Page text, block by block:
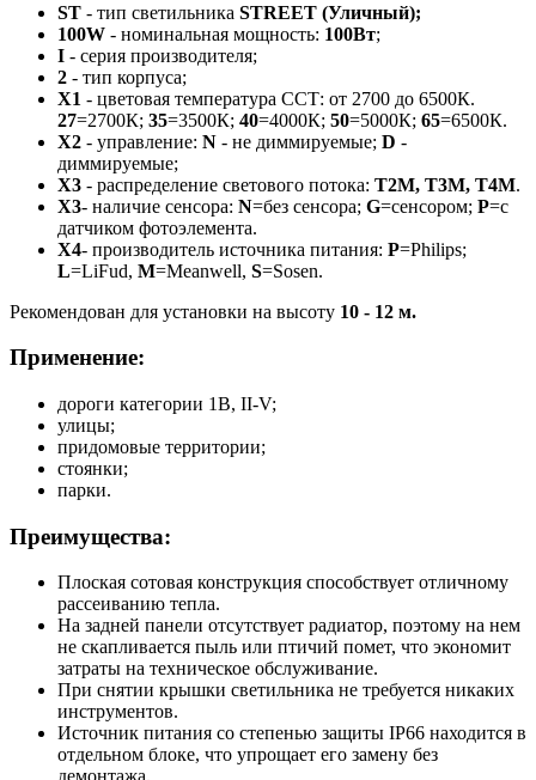
ST - тип светильника STREET (Уличный);
100W - номинальная мощность: 100Вт;
I - серия производителя;
2 - тип корпуса;
Х1 - цветовая температура ССТ: от 2700 до 6500К.
27=2700К; 35=3500К; 40=4000К; 50=5000К; 65=6500К.
Х2 - управление: N - не диммируемые; D -
диммируемые;
Х3 - распределение светового потока: Т2М, Т3М, Т4М.
Х3- наличие сенсора: N=без сенсора; G=сенсором; P=с
датчиком фотоэлемента.
Х4- производитель источника питания: P=Philips;
L=LiFud, M=Meanwell, S=Sosen.
Рекомендован для установки на высоту 10 - 12 м.
Применение:
дороги категории 1В, II-V;
улицы;
придомовые территории;
стоянки;
парки.
Преимущества:
Плоская сотовая конструкция способствует отличному
рассеиванию тепла.
На задней панели отсутствует радиатор, поэтому на нем
не скапливается пыль или птичий помет, что экономит
затраты на техническое обслуживание.
При снятии крышки светильника не требуется никаких
инструментов.
Источник питания со степенью защиты IP66 находится в
отдельном блоке, что упрощает его замену без